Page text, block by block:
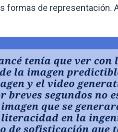
formas de representación.